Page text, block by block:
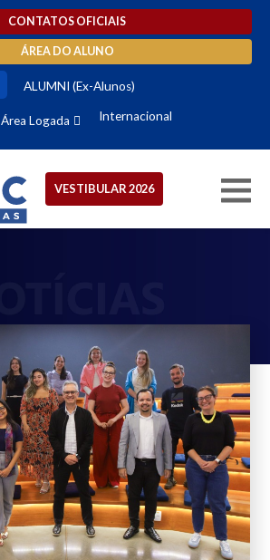
CONTATOS OFICIAIS
ÁREA DO ALUNO
ALUMNI (Ex-Alunos)
Área Logada Internacional
VESTIBULAR 2026